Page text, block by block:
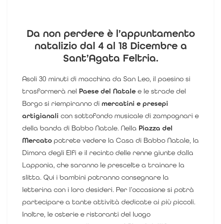
Da non perdereè l’appuntamento
natalizio dal 4 al 18 Dicembre a
Sant’Agata Feltria.
Asoli 30 minuti di macchina da San Leo, il paesino si
trasformerà nel Paese del Natale e le strade del
Borgo si riempiranno di mercatini e presepi
artigianali con sottofondo musicale di zampognari e
della banda di Babbo Natale. Nella Piazza del
Mercato potrete vedere la Casa di Babbo Natale, la
Dimora degli Elfi e il recinto delle renne giunte dalla
Lapponia, che saranno le prescelte a trainare la
slitta. Qui i bambini potranno consegnare la
letterina con i loro desideri. Per l’occasione si potrà
partecipare a tante attività dedicate ai più piccoli.
Inoltre, le osterie e ristoranti del luogo